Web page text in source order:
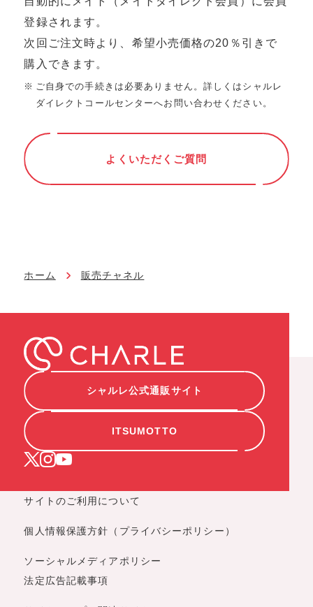
登録されます。
次回ご注⽂時より、希望⼩売価格の20％引きで
購⼊できます。
ご⾃⾝での⼿続きは必要ありません。詳しくはシャルレ
ダイレクトコールセンターへお問い合わせください。
よくいただくご質問
ホーム 販売チャネル
シャルレ公式通販サイト
ITSUMOTTO
サイトのご利用について
個人情報保護方針（プライバシーポリシー）
ソーシャルメディアポリシー
法定広告記載事項